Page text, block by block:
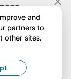
and
partners to
other sites.